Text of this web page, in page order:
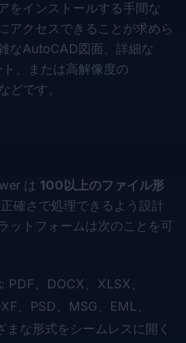
をインストールする手間な
アクセスできることが求めら
なAutoCAD図面、詳細な
、または高解像度の
どです。
は 100以上のファイル形
確さで処理できるよう設計
ットフォームは次のことを可
: PDF、DOCX、XLSX、
、PSD、MSG、EML、
まな形式をシームレスに開く